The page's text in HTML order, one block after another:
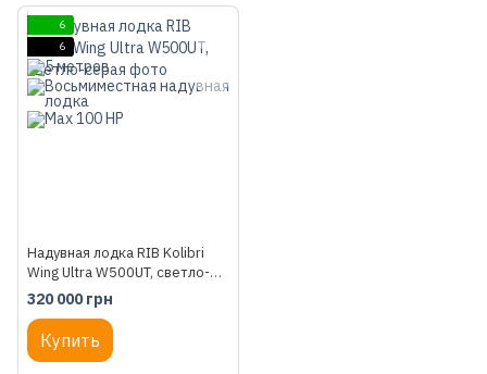
6
6
Надувная лодка RIB Kolibri
Wing Ultra W500UT, светло-
серая
320 000 грн
Купить